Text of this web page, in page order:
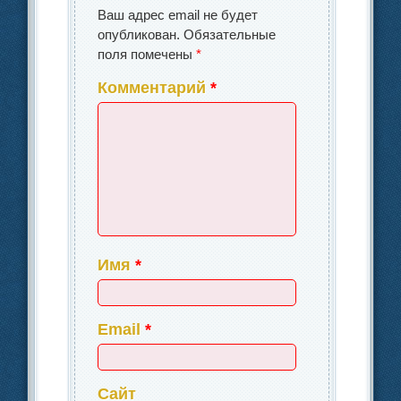
Ваш адрес email не будет
опубликован. Обязательные
поля помечены*
Комментарий*
Имя*
Email*
Сайт